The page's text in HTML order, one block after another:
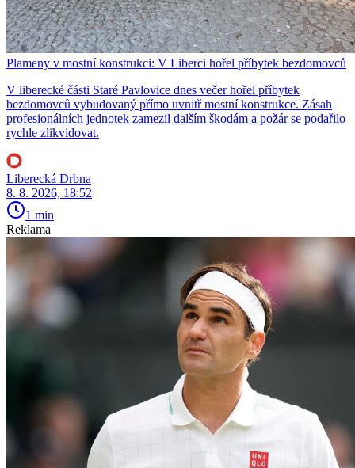
Plameny v mostní konstrukci: V Liberci hořel příbytek bezdomovců
V liberecké části Staré Pavlovice dnes večer hořel příbytek
bezdomovců vybudovaný přímo uvnitř mostní konstrukce. Zásah
profesionálních jednotek zamezil dalším škodám a požár se podařilo
rychle zlikvidovat.
Liberecká Drbna
8. 8. 2026, 18:52
1 min
Reklama